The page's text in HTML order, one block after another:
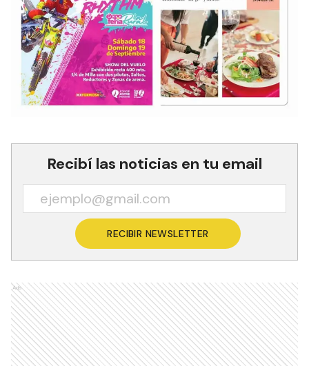
Recibí las noticias en tu email
RECIBIR NEWSLETTER
Ads